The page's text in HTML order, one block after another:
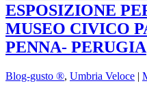
ESPOSIZIONE
MUSEO CIVICO
PENNA- PERUGIA
Blog-gusto ®, Umbria Veloce |